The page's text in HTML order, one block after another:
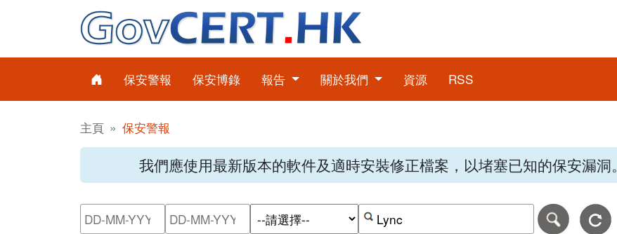
保安警報 保安博錄 報告 關於我們 資源 RSS
主頁 保安警報
我們應使用最新版本的軟件及適時安裝修正檔案，以堵塞已知的保安漏洞。
請輸入搜尋日期範圍的開始日期，格式為日日-月月-年年年年。
請輸入搜尋日期範圍的結束日期，格式為日日-月月-年年年年。
按關鍵字或 CVE ID 搜尋保安警報